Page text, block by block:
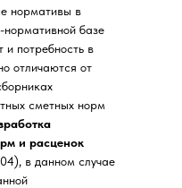
нормативы в
базе
и потребность в
отличаются от
сметных норм
и расценок
в данном случае